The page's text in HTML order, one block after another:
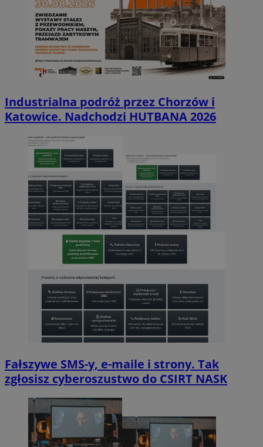
Industrialna podróż przez Chorzów i
Katowice. Nadchodzi HUTBANA 2026
Fałszywe SMS-y, e-maile i strony. Tak
zgłosisz cyberoszustwo do CSIRT NASK